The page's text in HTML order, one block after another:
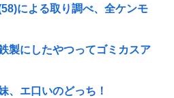
による取り調べ、全ケンモ
製にしたやつってゴミカスア
、エ口いのどっち！